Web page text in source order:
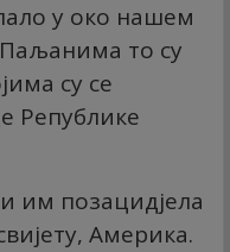
у око нашем
то су
су се
Републике
им позацидјела
Америка.